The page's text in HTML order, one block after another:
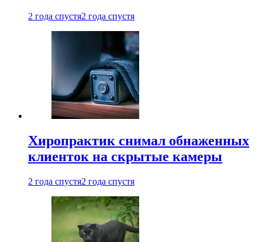
2 года спустя2 года спустя
Хиропрактик снимал обнаженных
клиенток на скрытые камеры
2 года спустя2 года спустя